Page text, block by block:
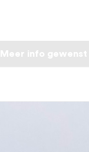
Meer info gewenst